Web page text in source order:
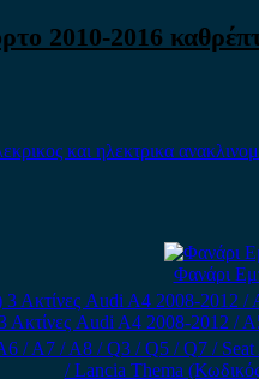
2010-2016
Φανάρι
3 Ακτίνες Audi A4 2008-